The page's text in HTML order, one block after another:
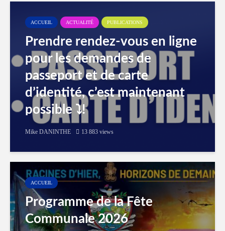
ACCUEIL ACTUALITÉ PUBLICATIONS
Prendre rendez-vous en ligne
pour les demandes de
passeport et de carte
d’identité, c’est maintenant
possible ⤵️!
Mike DANINTHE 13 883 views
ACCUEIL
Programme de la Fête
Communale 2026